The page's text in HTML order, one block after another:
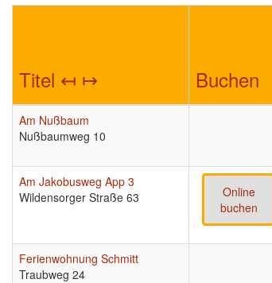
Titel ↤ ↦ Buchen
Am Nußbaum
Nußbaumweg 10
Am Jakobusweg App 3
Wildensorger Straße 63
Online
buchen
Ferienwohnung Schmitt
Traubweg 24